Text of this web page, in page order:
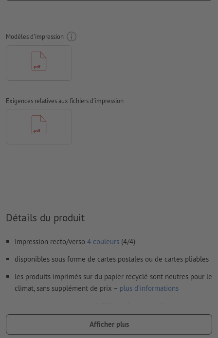
300 dpi
importantes à une distance de min. 4 mm du format final
Mode couleur :CMJN, FOGRA51 (PSO Coated v3) pour les
papiers couchés, FOGRA52 (PSO Uncoated v3 FOGRA52) pour
les papiers non couchés
Comment créer correctement des fichiers d'impression?
Modèles d'impression
Exigences relatives aux fichiers d'impression
Détails du produit
Impression recto/verso 4 couleurs (4/4)
disponibles sous forme de cartes postales ou de cartes pliables
les produits imprimés sur du papier recyclé sont neutres pour le
climat, sans supplément de prix – plus d’informations
pliées, aucune finition disponible en option
livraison en l’absence d’options à sélectionner : à plat (rainage,
Afficher plus